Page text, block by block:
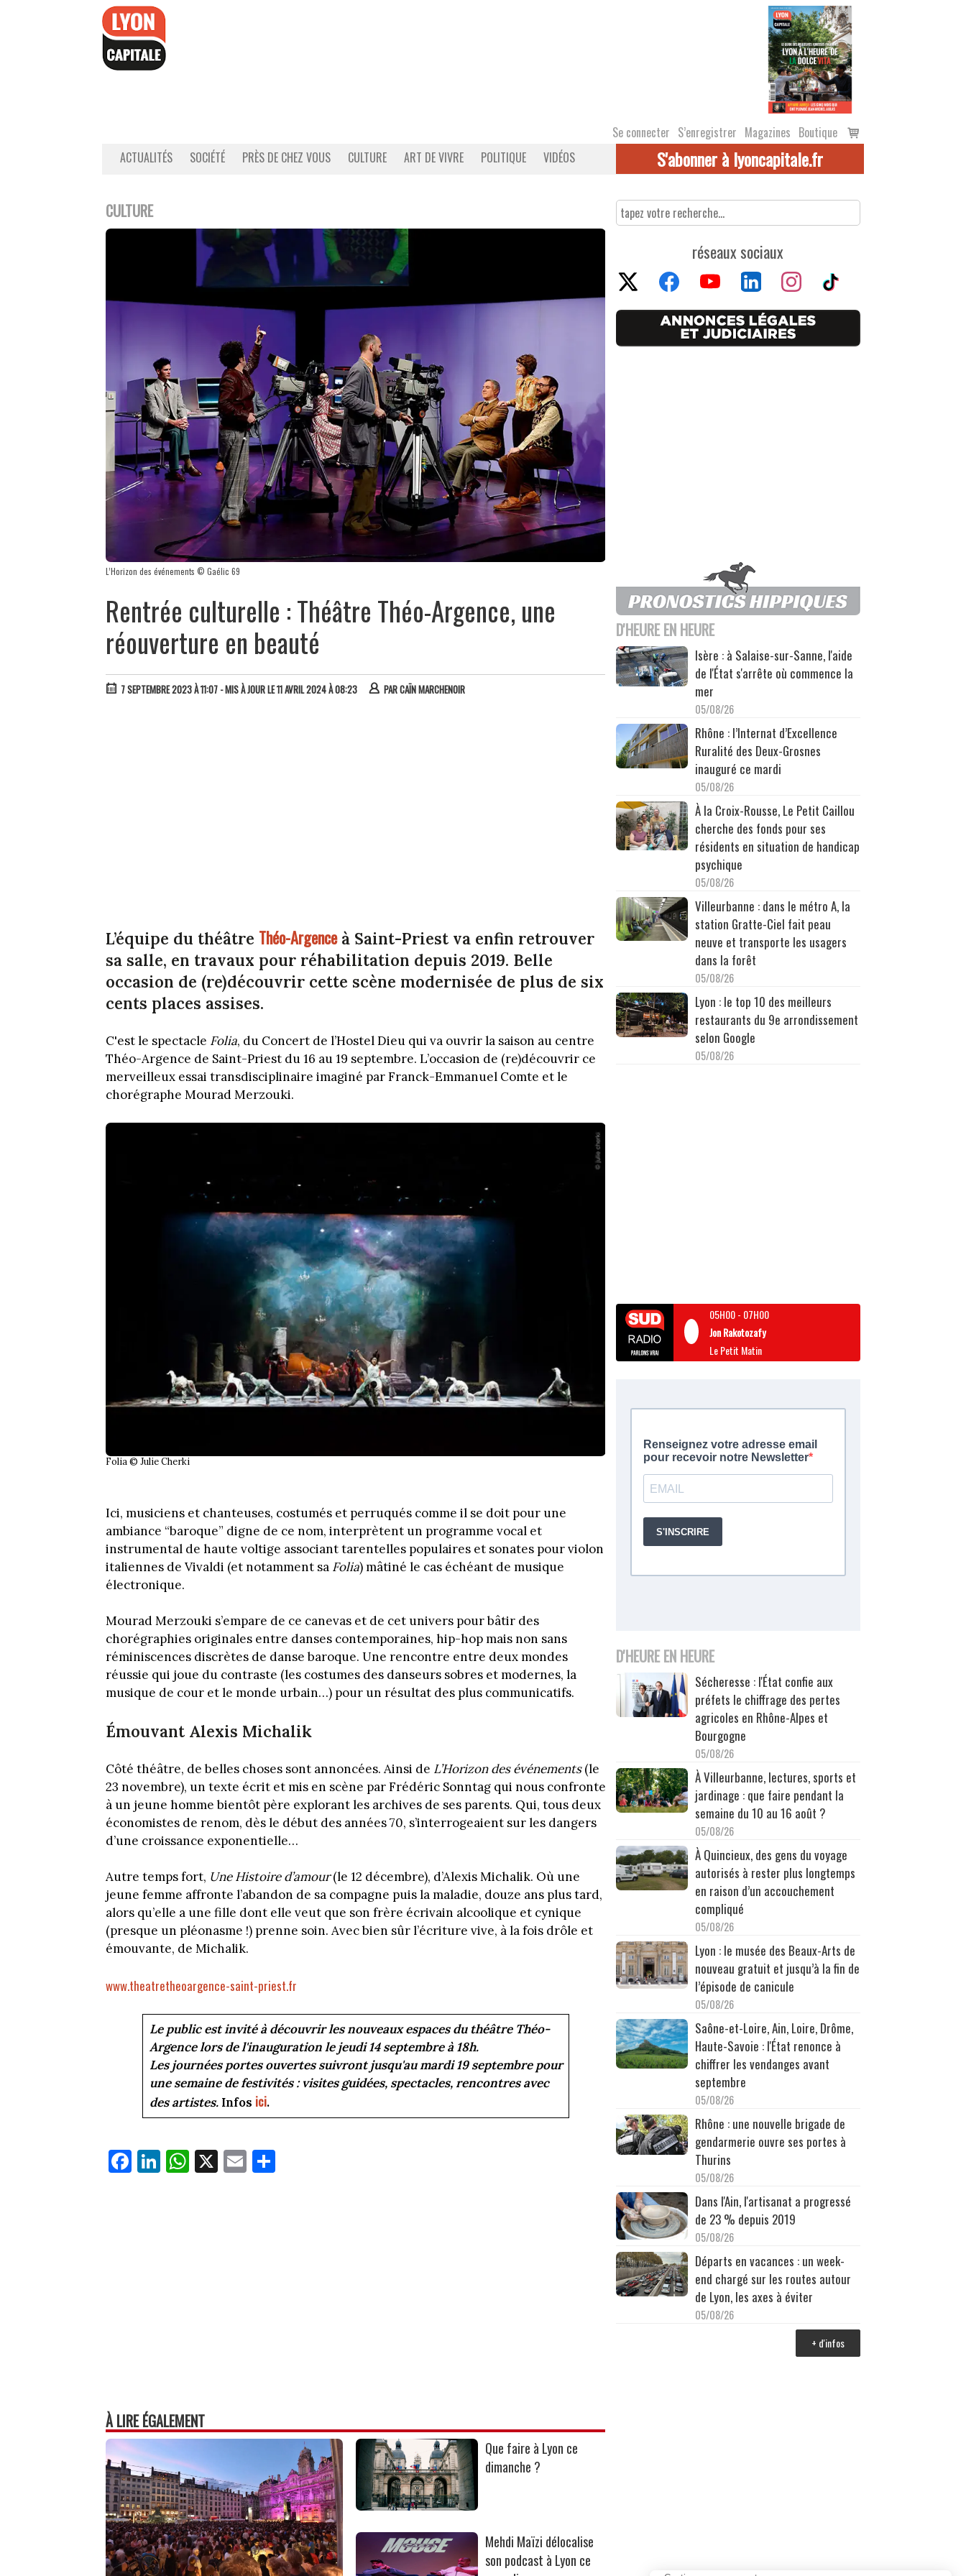
Se connecter S’enregistrer Magazines Boutique
Voir
le
ACTUALITÉS SOCIÉTÉ PRÈS DE CHEZ VOUS CULTURE ART DE VIVRE POLITIQUE VIDÉOS S'abonner à lyoncapitale.fr
CULTURE
L’Horizon des événements © Gaélic 69
Rentrée culturelle : Théâtre Théo-Argence, une
réouverture en beauté
7 SEPTEMBRE 2023 À 11:07 - MIS À JOUR LE 11 AVRIL 2024 À 08:23 PARCAÏN MARCHENOIR
L’équipe du théâtre Théo-Argenceà Saint-Priest va enfin retrouver
sa salle, en travaux pour réhabilitation depuis 2019. Belle
occasion de (re)découvrir cette scène modernisée de plus de six
cents places assises.
C'est le spectacle Folia, du Concert de l’Hostel Dieu qui va ouvrir la saison au centre
Théo-Argence de Saint-Priest du 16 au 19 septembre. L’occasion de (re)découvrir ce
merveilleux essai transdisciplinaire imaginé par Franck-Emmanuel Comte et le
chorégraphe Mourad Merzouki.
Folia © Julie Cherki
Ici, musiciens et chanteuses, costumés et perruqués comme il se doit pour une
ambiance “baroque” digne de ce nom, interprètent un programme vocal et
instrumental de haute voltige associant tarentelles populaires et sonates pour violon
italiennes de Vivaldi (et notamment sa Folia) mâtiné le cas échéant de musique
électronique.
Mourad Merzouki s’empare de ce canevas et de cet univers pour bâtir des
chorégraphies originales entre danses contemporaines, hip-hop mais non sans
réminiscences discrètes de danse baroque. Une rencontre entre deux mondes
réussie qui joue du contraste (les costumes des danseurs sobres et modernes, la
musique de cour et le monde urbain…) pour un résultat des plus communicatifs.
Émouvant Alexis Michalik
Côté théâtre, de belles choses sont annoncées. Ainsi de L’Horizon des événements(le
23 novembre), un texte écrit et mis en scène par Frédéric Sonntag qui nous confronte
à un jeune homme bientôt père explorant les archives de ses parents. Qui, tous deux
économistes de renom, dès le début des années 70, s’interrogeaient sur les dangers
d’une croissance exponentielle…
Autre temps fort, Une Histoire d’amour(le 12 décembre), d’Alexis Michalik. Où une
jeune femme affronte l’abandon de sa compagne puis la maladie, douze ans plus tard,
alors qu’elle a une fille dont elle veut que son frère écrivain alcoolique et cynique
(presque un pléonasme !) prenne soin. Avec bien sûr l’écriture vive, à la fois drôle et
émouvante, de Michalik.
www.theatretheoargence-saint-priest.fr
Le public est invité à découvrir les nouveaux espaces du théâtre Théo-
Argence lors de l'inauguration le jeudi 14 septembre à 18h.
Les journées portes ouvertes suivront jusqu'au mardi 19 septembre pour
une semaine de festivités : visites guidées, spectacles, rencontres avec
des artistes.Infos ici.
Fa
ce
Li
nk
W
ha
X E
m
À LIRE ÉGALEMENT
Que faire à Lyon ce
dimanche ?
Mehdi Maïzi délocalise
son podcast à Lyon ce
réseaux sociaux
D'HEURE EN HEURE
Isère : à Salaise-sur-Sanne, l'aide
de l'État s'arrête où commence la
mer
05/08/26
Rhône : l’Internat d’Excellence
Ruralité des Deux-Grosnes
inauguré ce mardi
05/08/26
À la Croix-Rousse, Le Petit Caillou
cherche des fonds pour ses
résidents en situation de handicap
psychique
05/08/26
Villeurbanne : dans le métro A, la
station Gratte-Ciel fait peau
neuve et transporte les usagers
dans la forêt
05/08/26
Lyon : le top 10 des meilleurs
restaurants du 9e arrondissement
selon Google
05/08/26
05H00- 07H00
Jon Rakotozafy
Le Petit Matin
D'HEURE EN HEURE
Sécheresse : l'État confie aux
préfets le chiffrage des pertes
agricoles en Rhône-Alpes et
Bourgogne
05/08/26
À Villeurbanne, lectures, sports et
jardinage : que faire pendant la
semaine du 10 au 16 août ?
05/08/26
À Quincieux, des gens du voyage
autorisés à rester plus longtemps
en raison d’un accouchement
compliqué
05/08/26
Lyon : le musée des Beaux-Arts de
nouveau gratuit et jusqu’à la fin de
l’épisode de canicule
05/08/26
Saône-et-Loire, Ain, Loire, Drôme,
Haute-Savoie : l'État renonce à
chiffrer les vendanges avant
septembre
05/08/26
Rhône : une nouvelle brigade de
gendarmerie ouvre ses portes à
Thurins
05/08/26
Dans l'Ain, l'artisanat a progressé
de 23 % depuis 2019
05/08/26
Départs en vacances : un week-
end chargé sur les routes autour
de Lyon, les axes à éviter
05/08/26
+ d'infos